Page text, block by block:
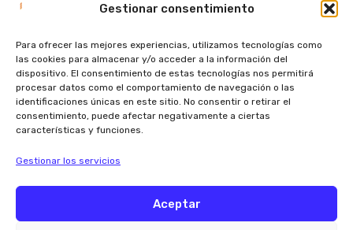
Gestionar consentimiento
Para ofrecer las mejores experiencias, utilizamos tecnologías como
las cookies para almacenar y/o acceder a la información del
dispositivo. El consentimiento de estas tecnologías nos permitirá
procesar datos como el comportamiento de navegación o las
identificaciones únicas en este sitio. No consentir o retirar el
consentimiento, puede afectar negativamente a ciertas
características y funciones.
Gestionar los servicios
Aceptar
SERVICIOS
Abono
Equipaciones
Contacto
Aviso legal
Política de protección de datos
Condiciones de la matriculación
Política de cookies